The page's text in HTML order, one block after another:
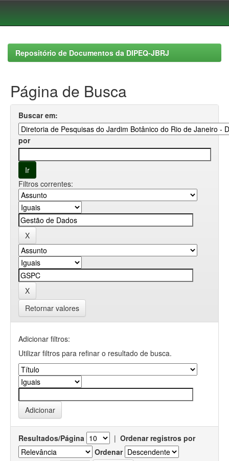
navigationRepositório de Documentos da DIPEQ-JBRJ
Página de Busca
Buscar em:
por
Filtros correntes:
Retornar valores
Adicionar filtros:
Utilizar filtros para refinar o resultado de busca.
Resultados/Página | Ordenar registros por
Ordenar